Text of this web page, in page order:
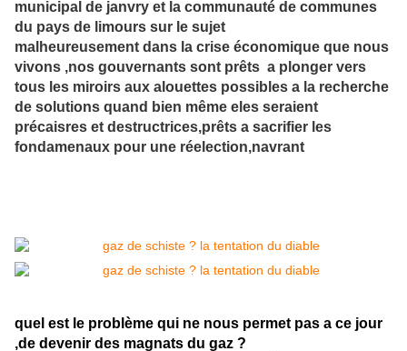
municipal de janvry et la communauté de communes
du pays de limours sur le sujet
malheureusement dans la crise économique que nous
vivons ,nos gouvernants sont prêts a plonger vers
tous les miroirs aux alouettes possibles a la recherche
de solutions quand bien même eles seraient
précaisres et destructrices,prêts a sacrifier les
fondamenaux pour une réelection,navrant
quel est le problème qui ne nous permet pas a ce jour
,de devenir des magnats du gaz ?